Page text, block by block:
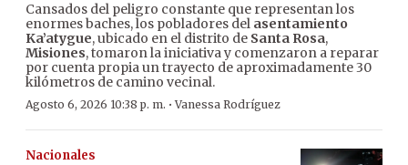
Cansados del peligro constante que representan los
enormes baches, los pobladores del asentamiento
Ka’atygue, ubicado en el distrito de Santa Rosa,
Misiones, tomaron la iniciativa y comenzaron a reparar
por cuenta propia un trayecto de aproximadamente 30
kilómetros de camino vecinal.
Agosto 6, 2026 10:38 p. m. ·Vanessa Rodríguez
Nacionales